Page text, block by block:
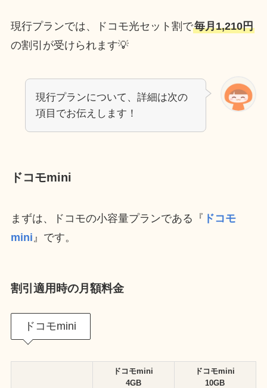
現行プランでは、ドコモ光セット割で毎月1,210円
の割引が受けられます💡
現行プランについて、詳細は次の
項目でお伝えします！
ドコモmini
まずは、ドコモの小容量プランである『 ドコモ
mini』です。
割引適用時の月額料金
ドコモmini
ドコモmini
4GB
ドコモmini
10GB